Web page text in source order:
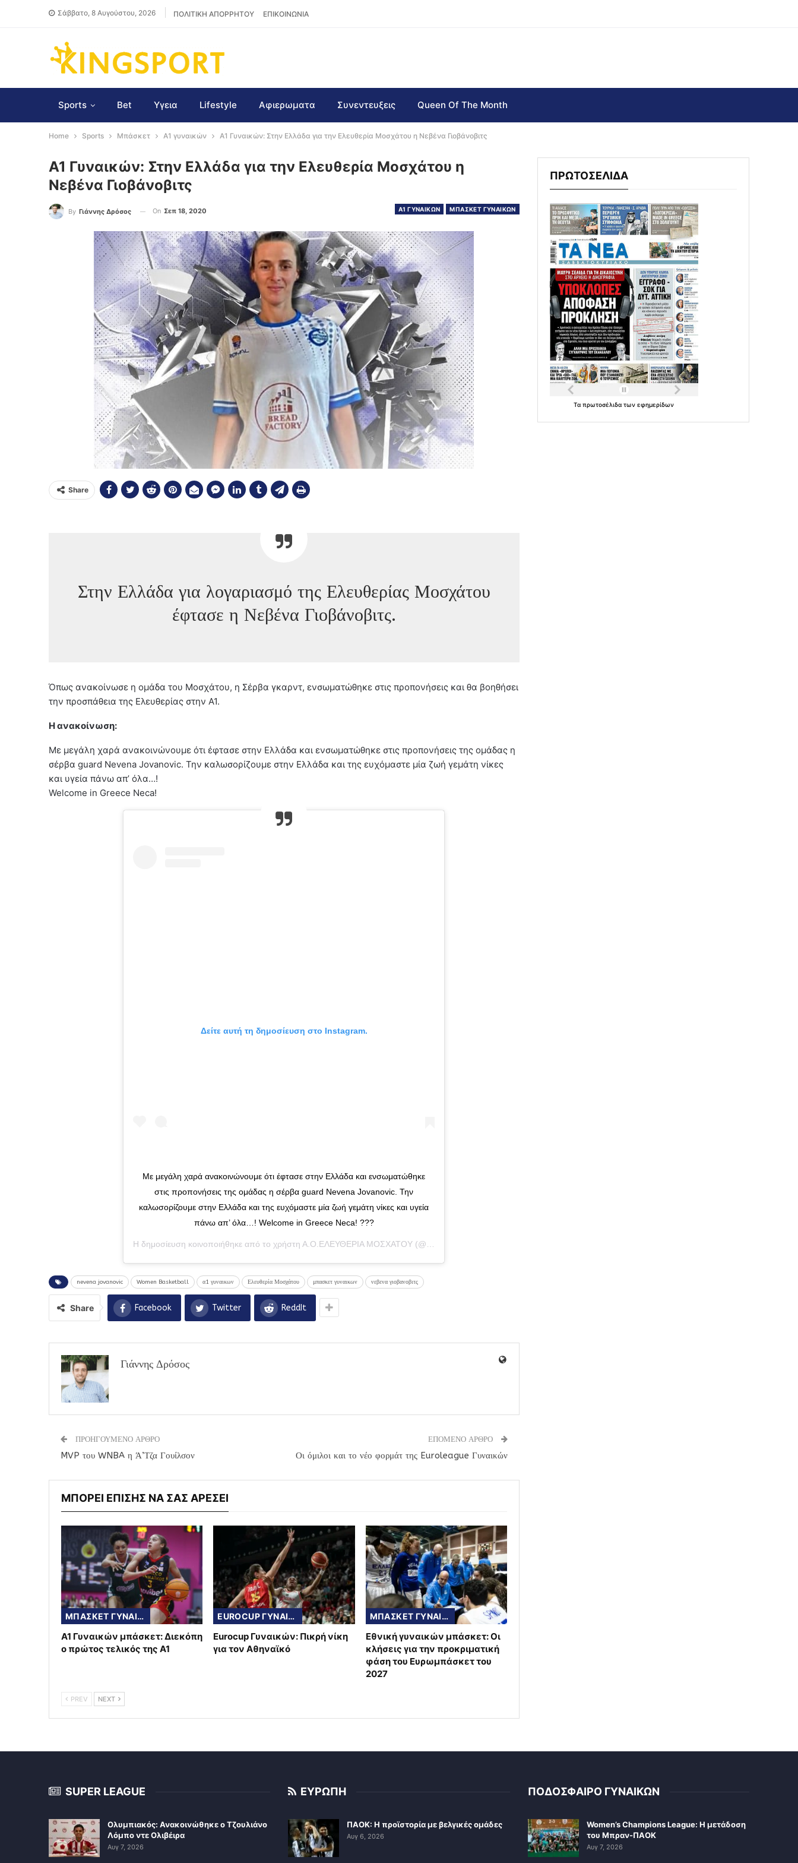
Σάββατο, 8 Αυγούστου, 2026 ΠΟΛΙΤΙΚΗ ΑΠΟΡΡΗΤΟΥ ΕΠΙΚΟΙΝΩΝΙΑ
Sports Bet Υγεια Lifestyle Αφιερωματα Συνεντευξεις Queen Of The Month
Home Sports Μπάσκετ Α1 γυναικών Α1 Γυναικών: Στην Ελλάδα για την Ελευθερία Μοσχάτου η Νεβένα Γιοβάνοβιτς
Α1 Γυναικών: Στην Ελλάδα για την Ελευθερία Μοσχάτου η
Νεβένα Γιοβάνοβιτς
Α1 ΓΥΝΑΙΚΩΝ ΜΠΑΣΚΕΤ ΓΥΝΑΙΚΩΝ
By Γιάννης Δρόσος On Σεπ 18, 2020
Share
Στην Ελλάδα για λογαριασμό της Ελευθερίας Μοσχάτου
έφτασε η Νεβένα Γιοβάνοβιτς.
Όπως ανακοίνωσε η ομάδα του Μοσχάτου, η Σέρβα γκαρντ, ενσωματώθηκε στις προπονήσεις και θα βοηθήσει
την προσπάθεια της Ελευθερίας στην Α1.
Η ανακοίνωση:
Με μεγάλη χαρά ανακοινώνουμε ότι έφτασε στην Ελλάδα και ενσωματώθηκε στις προπονήσεις της ομάδας η
σέρβα guard Nevena Jovanovic. Την καλωσορίζουμε στην Ελλάδα και της ευχόμαστε μία ζωή γεμάτη νίκες
και υγεία πάνω απ’ όλα…!
Welcome in Greece Neca!
Δείτε αυτή τη δημοσίευση στο Instagram.
Με μεγάλη χαρά ανακοινώνουμε ότι έφτασε στην Ελλάδα και ενσωματώθηκε
στις προπονήσεις της ομάδας η σέρβα guard Nevena Jovanovic. Την
καλωσορίζουμε στην Ελλάδα και της ευχόμαστε μία ζωή γεμάτη νίκες και υγεία
πάνω απ’ όλα…! Welcome in Greece Neca! ???
Η δημοσίευση κοινοποιήθηκε από το χρήστη Α.Ο.ΕΛΕΥΘΕΡΙΑ ΜΟΣΧΑΤΟΥ (@eleytheria_moschatou_wb) στις
nevena jovanovic Women Basketball α1 γυναικων Ελευθερία Μοσχάτου μπασκετ γυναικων νεβενα γιοβανοβιτς
Share Facebook Twitter ReddIt
Γιάννης Δρόσος
ΠΡΟΗΓΟΥΜΕΝΟ ΑΡΘΡΟ
MVP του WNBA η Ά’Τζα Γουίλσον
ΕΠΟΜΕΝΟ ΑΡΘΡΟ
Οι όμιλοι και το νέο φορμάτ της Euroleague Γυναικών
ΜΠΟΡΕΙ ΕΠΙΣΗΣ ΝΑ ΣΑΣ ΑΡΕΣΕΙ
ΜΠΑΣΚΕΤ ΓΥΝΑΙΚΩΝ
Α1 Γυναικών μπάσκετ: Διεκόπη
ο πρώτος τελικός της Α1
EUROCUP ΓΥΝΑΙΚΩΝ
Eurocup Γυναικών: Πικρή νίκη
για τον Αθηναϊκό
ΜΠΑΣΚΕΤ ΓΥΝΑΙΚΩΝ
Εθνική γυναικών μπάσκετ: Οι
κλήσεις για την προκριματική
φάση του Ευρωμπάσκετ του
2027
PREV NEXT
ΠΡΩΤΟΣΕΛΙΔΑ
Ταπρωτοσέλιδατωνεφημερίδων
SUPER LEAGUE
Ολυμπιακός: Ανακοινώθηκε ο Τζουλιάνο
Λόμπο ντε Ολιβέιρα
Αυγ 7, 2026
ΕΥΡΩΠΗ
ΠΑΟΚ: Η προϊστορία με βελγικές ομάδες
Αυγ 6, 2026
ΠΟΔΟΣΦΑΙΡΟ ΓΥΝΑΙΚΩΝ
Women’s Champions League: Η μετάδοση
του Μπραν-ΠΑΟΚ
Αυγ 7, 2026